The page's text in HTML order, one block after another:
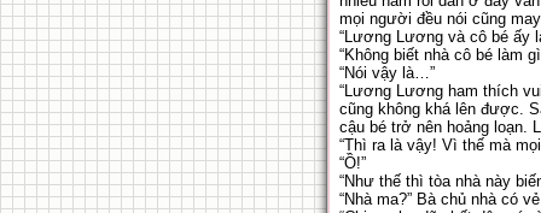
mọi người đều nói cũng
“Lương Lương và cô bé ấy
“Không biết nhà cô bé làm
“Nói vậy là…”
“Lương Lương ham thích
cũng không khá lên được.
cậu bé trở nên hoảng loạn.
“Thì ra là vậy! Vì thế mà
“Ồ!”
“Như thế thì tòa nhà này
“Nhà ma?” Bà chủ nhà có